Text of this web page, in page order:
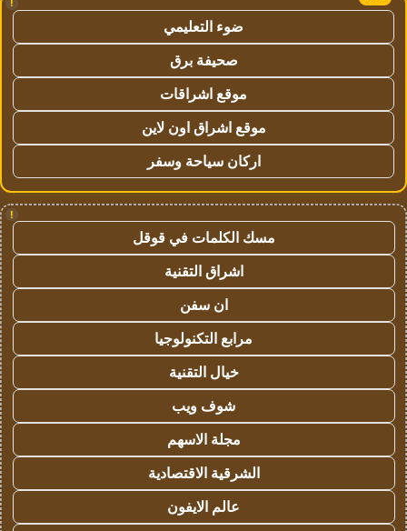
!
ضوء التعليمي
صحيفة برق
موقع اشراقات
موقع اشراق اون لاين
اركان سياحة وسفر
!
مسك الكلمات في قوقل
اشراق التقنية
ان سفن
مرابع التكنولوجيا
خيال التقنية
شوف ويب
مجلة الاسهم
الشرقية الاقتصادية
عالم الايفون